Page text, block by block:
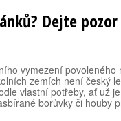
Dejte
vymezení
zemích není český
vlastní potřeby, ať už
borůvky či houby